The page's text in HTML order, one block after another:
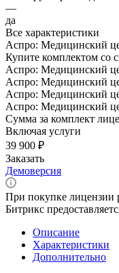
—
да
Все характеристики
Аспро: Медицинский
Купите комплектом со
Аспро: Медицинский
Аспро: Медицинский
Аспро: Медицинский
Аспро: Медицинский
Сумма за комплект
Включая услуги
39 900 ₽
Заказать
Демоверсия
При покупке лицензии
Битрикс
Описание
Характеристики
Дополнительно